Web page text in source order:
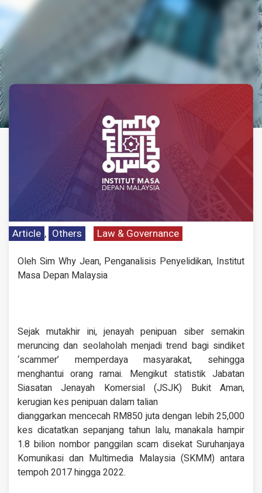
Article , Others Law & Governance
Oleh Sim Why Jean, Penganalisis Penyelidikan, Institut
Masa Depan Malaysia
Sejak mutakhir ini, jenayah penipuan siber semakin
meruncing dan seolaholah menjadi trend bagi sindiket
‘scammer’ memperdaya masyarakat, sehingga
menghantui orang ramai. Mengikut statistik Jabatan
Siasatan Jenayah Komersial (JSJK) Bukit Aman,
kerugian kes penipuan dalam talian
dianggarkan mencecah RM850 juta dengan lebih 25,000
kes dicatatkan sepanjang tahun lalu, manakala hampir
1.8 bilion nombor panggilan scam disekat Suruhanjaya
Komunikasi dan Multimedia Malaysia (SKMM) antara
tempoh 2017 hingga 2022.